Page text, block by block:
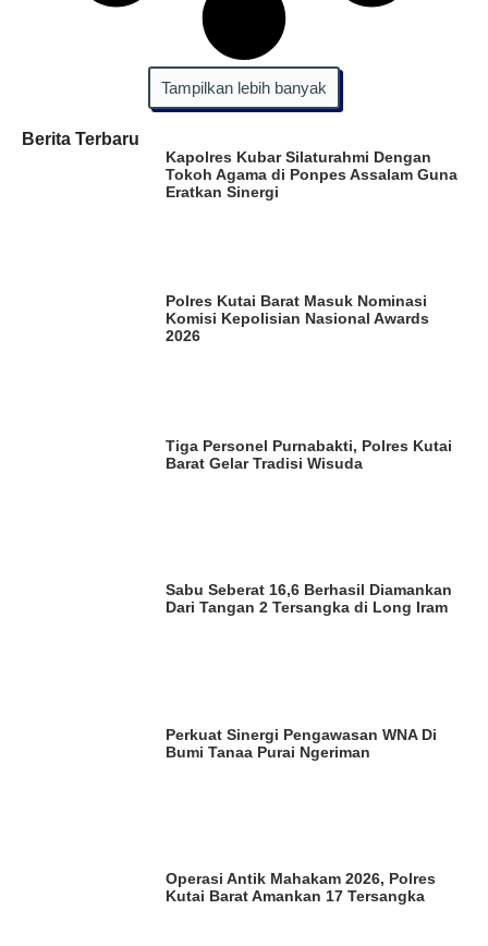
Tampilkan lebih banyak
Berita Terbaru
Kapolres Kubar Silaturahmi Dengan
Tokoh Agama di Ponpes Assalam Guna
Eratkan Sinergi
Polres Kutai Barat Masuk Nominasi
Komisi Kepolisian Nasional Awards
2026
Tiga Personel Purnabakti, Polres Kutai
Barat Gelar Tradisi Wisuda
Sabu Seberat 16,6 Berhasil Diamankan
Dari Tangan 2 Tersangka di Long Iram
Perkuat Sinergi Pengawasan WNA Di
Bumi Tanaa Purai Ngeriman
Operasi Antik Mahakam 2026, Polres
Kutai Barat Amankan 17 Tersangka